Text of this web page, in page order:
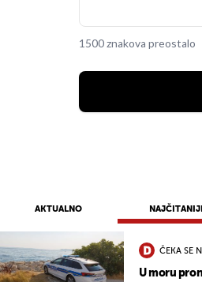
1500 znakova preostalo
AKTUALNO
ČEKA SE
U moru